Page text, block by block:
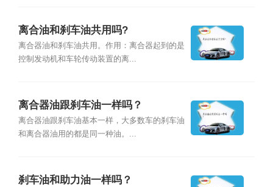
离合油和刹车油共用吗?
离合器油和刹车油共用。作用：离合器起到的是
控制发动机和车轮传动装置的离...
离合器油跟刹车油一样吗？
离合器油跟刹车油基本一样，大多数车的刹车油
和离合器油用的都是同一种油。...
刹车油和助力油一样吗？